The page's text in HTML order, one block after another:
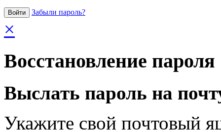
Забыли пароль?
×
Восстановление пароля
Выслать пароль на
Укажите свой почтовый